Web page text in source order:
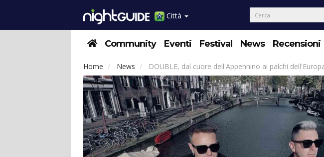
Città
Community Eventi Festival News Recensioni
Home News DOUBLE, dal cuore dell'Appennino ai palchi